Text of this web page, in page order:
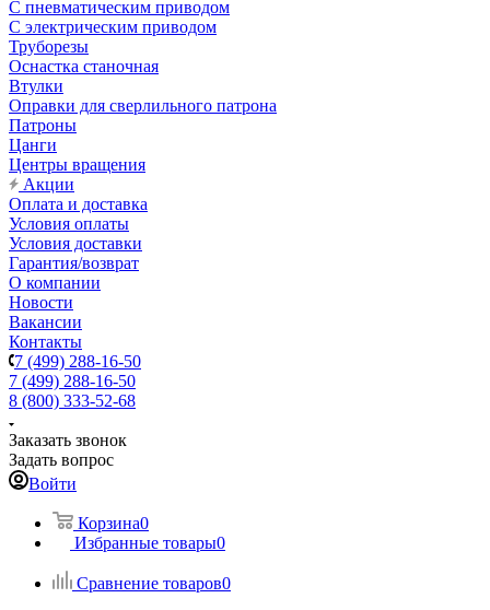
С пневматическим приводом
С электрическим приводом
Труборезы
Оснастка станочная
Втулки
Оправки для сверлильного патрона
Патроны
Цанги
Центры вращения
Акции
Оплата и доставка
Условия оплаты
Условия доставки
Гарантия/возврат
О компании
Новости
Вакансии
Контакты
7 (499) 288-16-50
7 (499) 288-16-50
8 (800) 333-52-68
Заказать звонок
Задать вопрос
Войти
Корзина0
Избранные товары0
Сравнение товаров0